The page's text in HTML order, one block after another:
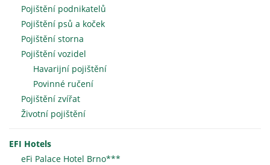
Pojištění podnikatelů
Pojištění psů a koček
Pojištění storna
Pojištění vozidel
Havarijní pojištění
Povinné ručení
Pojištění zvířat
Životní pojištění
EFI Hotels
eFi Palace Hotel Brno***